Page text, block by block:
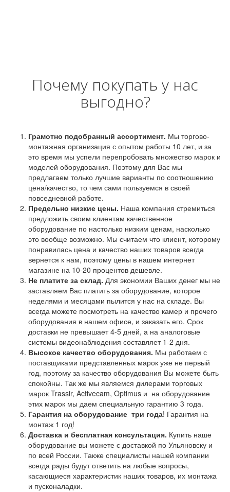
Почему покупать у нас
выгодно?
Грамотно подобранный ассортимент. Мы торгово-
монтажная организация с опытом работы 10 лет, и за
это время мы успели перепробовать множество марок и
моделей оборудования. Поэтому для Вас мы
предлагаем только лучшие варианты по соотношению
цена/качество, то чем сами пользуемся в своей
повседневной работе.
Предельно низкие цены. Наша компания стремиться
предложить своим клиентам качественное
оборудование по настолько низким ценам, насколько
это вообще возможно. Мы считаем что клиент, которому
понравилась цена и качество наших товаров всегда
вернется к нам, поэтому цены в нашем интернет
магазине на 10-20 процентов дешевле.
Не платите за склад. Для экономии Ваших денег мы не
заставляем Вас платить за оборудование, которое
неделями и месяцами пылится у нас на складе. Вы
всегда можете посмотреть на качество камер и прочего
оборудования в нашем офисе, и заказать его. Срок
доставки не превышает 4-5 дней, а на аналоговые
системы видеонаблюдения составляет 1-2 дня.
Высокое качество оборудования. Мы работаем с
поставщиками представленных марок уже не первый
год, поэтому за качество оборудования Вы можете быть
спокойны. Так же мы являемся дилерами торговых
марок Trassir, Activecam, Optimus и на оборудование
этих марок мы даем специальную гарантию 3 года.
Гарантия на оборудование три года! Гарантия на
монтаж 1 год!
Доставка и бесплатная консультация. Купить наше
оборудование вы можете с доставкой по Ульяновску и
по всей России. Также специалисты нашей компании
всегда рады будут ответить на любые вопросы,
касающиеся характеристик наших товаров, их монтажа
и пусконаладки.